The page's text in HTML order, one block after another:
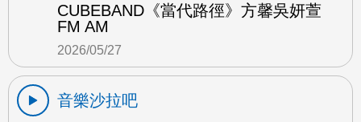
CUBEBAND《當代路徑》方馨吳妍萱
FM AM
2026/05/27
音樂沙拉吧